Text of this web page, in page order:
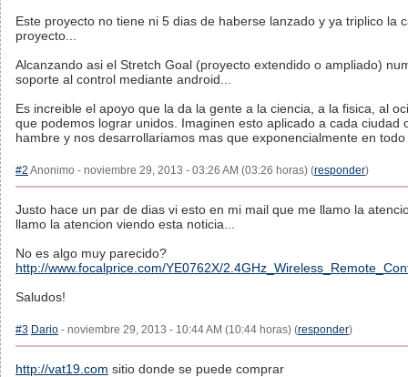
Este proyecto no tiene ni 5 dias de haberse lanzado y ya triplico la
proyecto...
Alcanzando asi el Stretch Goal (proyecto extendido o ampliado)
soporte al control mediante android...
Es increible el apoyo que la da la gente a la ciencia, a la fisica, al
que podemos lograr unidos. Imaginen esto aplicado a cada ciudad
hambre y nos desarrollariamos mas que exponencialmente en
#2 Anonimo - noviembre 29, 2013 - 03:26 AM (03:26 horas) (responder)
Justo hace un par de dias vi esto en mi mail que me llamo la
llamo la atencion viendo esta noticia...
No es algo muy parecido?
http://www.focalprice.com/YE0762X/
Saludos!
#3 Dario - noviembre 29, 2013 - 10:44 AM (10:44 horas) (responder)
http://vat19.com sitio donde se puede comprar